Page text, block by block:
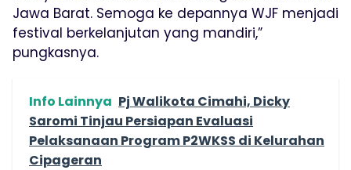
Jawa Barat. Semoga ke depannya WJF menjadi
festival berkelanjutan yang mandiri,”
pungkasnya.
Info Lainnya Pj Walikota Cimahi, Dicky
Saromi Tinjau Persiapan Evaluasi
Pelaksanaan Program P2WKSS di Kelurahan
Cipageran